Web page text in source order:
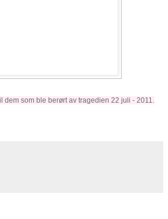
dem som ble berørt av tragedien 22 juli - 2011.